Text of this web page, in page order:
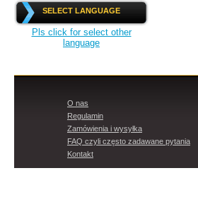
SELECT LANGUAGE
Pls click for select other
language
O nas
Regulamin
Zamówienia i wysyłka
FAQ czyli często zadawane pytania
Kontakt